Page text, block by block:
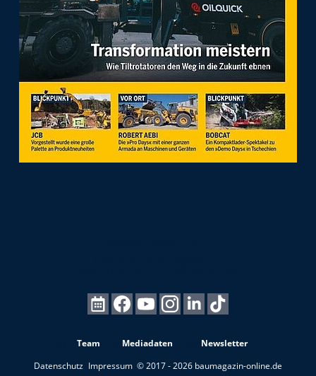
Team Mediadaten
Newsletter
Datenschutz Impressum © 2017 - 2026 baumagazin-online.de